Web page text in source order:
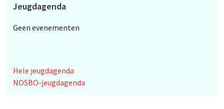
Jeugdagenda
Geen evenementen
Hele jeugdagenda
NOSBO-jeugdagenda